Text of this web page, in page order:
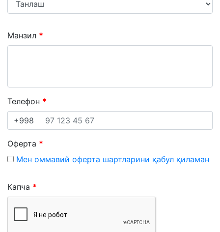
Манзил
Телефон
+998
Оферта
Мен оммавий оферта шартларини қабул қиламан
Капча